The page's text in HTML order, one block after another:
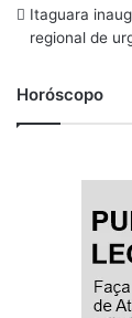
Itaguara
regional de
Horóscopo